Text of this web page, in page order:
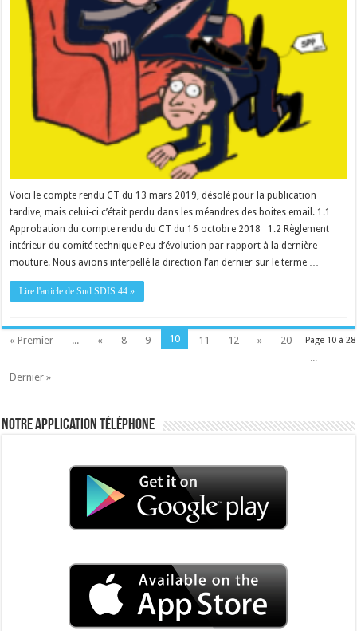
Voici le compte rendu CT du 13 mars 2019, désolé pour la publication
tardive, mais celui-ci c’était perdu dans les méandres des boites email. 1.1
Approbation du compte rendu du CT du 16 octobre 2018 1.2 Règlement
intérieur du comité technique Peu d’évolution par rapport à la dernière
mouture. Nous avions interpellé la direction l’an dernier sur le terme …
Lire l'article de Sud SDIS 44 »
Page 10 à 28
« Premier ... « 8 9 10 11 12 »
20
...
Dernier »
Notre application téléphone